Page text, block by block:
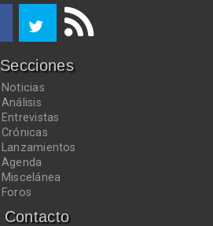
Secciones
Noticias
Análisis
Entrevistas
Crónicas
Lanzamientos
Agenda
Miscelánea
Foros
Contacto